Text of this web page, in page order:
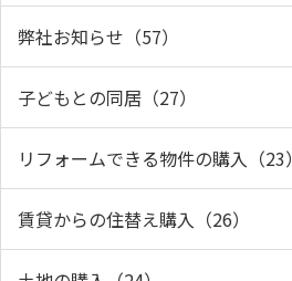
弊社お知らせ（57）
子どもとの同居（27）
リフォームできる物件の購入（23）
賃貸からの住替え購入（26）